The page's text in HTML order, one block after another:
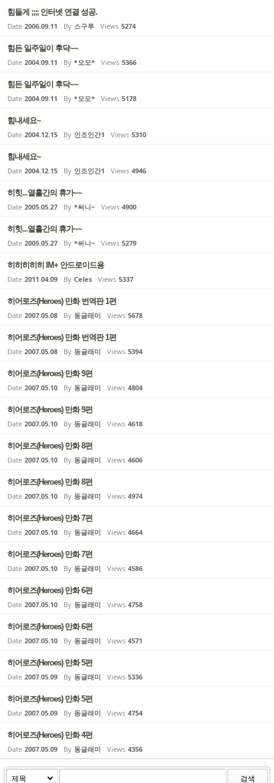
힘들게 ;;;; 인터넷 연결 성공.
Date 2006.09.11 By 스구루 Views 5274
힘든 일주일이 후닥~~
Date 2004.09.11 By *모모* Views 5366
힘든 일주일이 후닥~~
Date 2004.09.11 By *모모* Views 5178
힘내세요~
Date 2004.12.15 By 인조인간1 Views 5310
힘내세요~
Date 2004.12.15 By 인조인간1 Views 4946
히힛...열흘간의 휴가~~
Date 2005.05.27 By *써니~ Views 4900
히힛...열흘간의 휴가~~
Date 2005.05.27 By *써니~ Views 5279
히히히히히 IM+ 안드로이드용
Date 2011.04.09 By Celes Views 5337
히어로즈(Heroes) 만화 번역판 1편
Date 2007.05.08 By 동글래미 Views 5678
히어로즈(Heroes) 만화 번역판 1편
Date 2007.05.08 By 동글래미 Views 5394
히어로즈(Heroes) 만화 9편
Date 2007.05.10 By 동글래미 Views 4804
히어로즈(Heroes) 만화 9편
Date 2007.05.10 By 동글래미 Views 4618
히어로즈(Heroes) 만화 8편
Date 2007.05.10 By 동글래미 Views 4606
히어로즈(Heroes) 만화 8편
Date 2007.05.10 By 동글래미 Views 4974
히어로즈(Heroes) 만화 7편
Date 2007.05.10 By 동글래미 Views 4664
히어로즈(Heroes) 만화 7편
Date 2007.05.10 By 동글래미 Views 4586
히어로즈(Heroes) 만화 6편
Date 2007.05.10 By 동글래미 Views 4758
히어로즈(Heroes) 만화 6편
Date 2007.05.10 By 동글래미 Views 4571
히어로즈(Heroes) 만화 5편
Date 2007.05.09 By 동글래미 Views 5336
히어로즈(Heroes) 만화 5편
Date 2007.05.09 By 동글래미 Views 4754
히어로즈(Heroes) 만화 4편
Date 2007.05.09 By 동글래미 Views 4356
검색